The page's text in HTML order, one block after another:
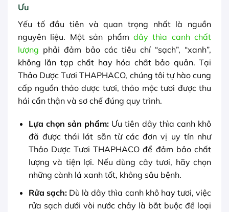
Ưu
Yếu tố đầu tiên và quan trọng nhất là nguồn
nguyên liệu. Một sản phẩm dây thìa canh chất
lượng phải đảm bảo các tiêu chí “sạch”, “xanh”,
không lẫn tạp chất hay hóa chất bảo quản. Tại
Thảo Dược Tươi THAPHACO, chúng tôi tự hào cung
cấp nguồn thảo dược tươi, thảo mộc tươi được thu
hái cẩn thận và sơ chế đúng quy trình.
Lựa chọn sản phẩm: Ưu tiên dây thìa canh khô
đã được thái lát sẵn từ các đơn vị uy tín như
Thảo Dược Tươi THAPHACO để đảm bảo chất
lượng và tiện lợi. Nếu dùng cây tươi, hãy chọn
những cành lá xanh tốt, không sâu bệnh.
Rửa sạch:Dù là dây thìa canh khô hay tươi, việc
rửa sạch dưới vòi nước chảy là bắt buộc để loại